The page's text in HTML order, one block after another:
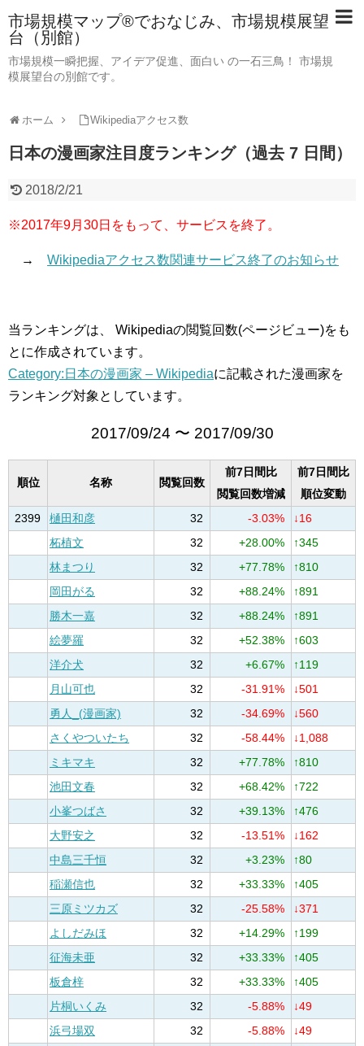
市場規模マップ®でおなじみ、市場規模展望
台（別館）
市場規模一瞬把握、アイデア促進、面白い の一石三鳥！ 市場規
模展望台の別館です。
ホーム Wikipediaアクセス数
日本の漫画家注目度ランキング（過去 7 日間）
2018/2/21
※2017年9月30日をもって、サービスを終了。
→ Wikipediaアクセス数関連サービス終了のお知らせ
当ランキングは、 Wikipediaの閲覧回数(ページビュー)をも
とに作成されています。
Category:日本の漫画家 – Wikipediaに記載された漫画家を
ランキング対象としています。
2017/09/24 〜 2017/09/30
順位 名称 閲覧回数
前7日間比
閲覧回数増減
前7日間比
順位変動
2399
樋田和彦 32 -3.03%
↓16
柘植文
32 +28.00%
↑345
林まつり
32 +77.78%
↑810
岡田がる
32 +88.24%
↑891
勝木一嘉
32 +88.24%
↑891
絵夢羅
32 +52.38%
↑603
洋介犬
32 +6.67%
↑119
月山可也
32 -31.91%
↓501
勇人_(漫画家)
32 -34.69%
↓560
さくやついたち
32 -58.44%
↓1,088
ミキマキ
32 +77.78%
↑810
池田文春
32 +68.42%
↑722
小峯つばさ
32 +39.13%
↑476
大野安之
32 -13.51%
↓162
中島三千恒
32 +3.23%
↑80
稲瀬信也
32 +33.33%
↑405
三原ミツカズ
32 -25.58%
↓371
よしだみほ
32 +14.29%
↑199
征海未亜
32 +33.33%
↑405
板倉梓
32 +33.33%
↑405
片桐いくみ
32 -5.88%
↓49
浜弓場双
32 -5.88%
↓49